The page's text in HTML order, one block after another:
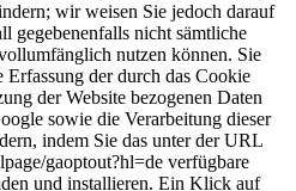
wir weisen Sie jedoch darauf
gegebenenfalls nicht sämtliche
nutzen können. Sie
Erfassung der durch das Cookie
der Website bezogenen Daten
sowie die Verarbeitung dieser
indem Sie das unter der URL
gaoptout?hl=de verfügbare
und installieren. Ein Klick auf